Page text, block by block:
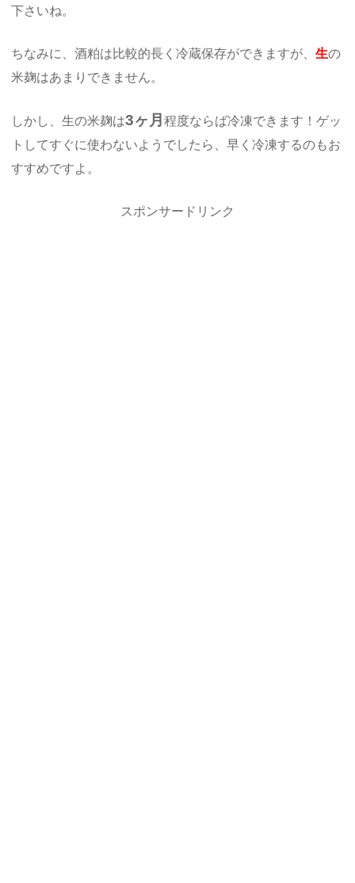
下さいね。
ちなみに、酒粕は比較的長く冷蔵保存ができますが、生の
米麹はあまりできません。
しかし、生の米麹は3ヶ月程度ならば冷凍できます！ゲッ
トしてすぐに使わないようでしたら、早く冷凍するのもお
すすめですよ。
スポンサードリンク